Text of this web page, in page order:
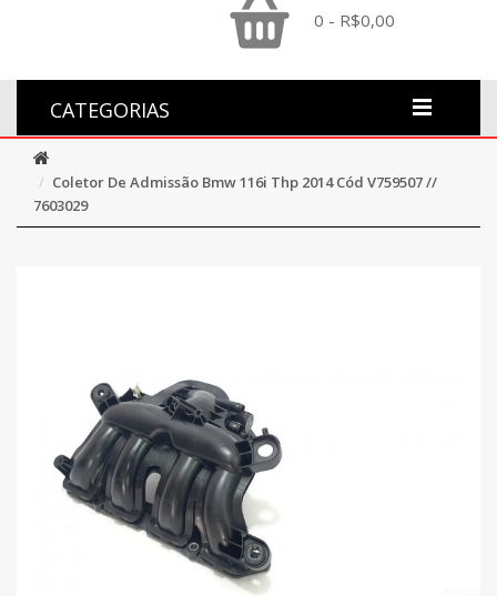
0 - R$0,00
CATEGORIAS
Coletor De Admissão Bmw 116i Thp 2014 Cód V759507 //
7603029